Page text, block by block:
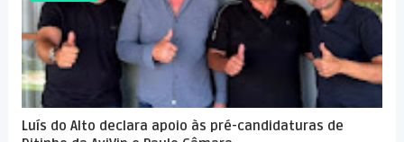
Luís do Alto declara apoio às pré-candidaturas de